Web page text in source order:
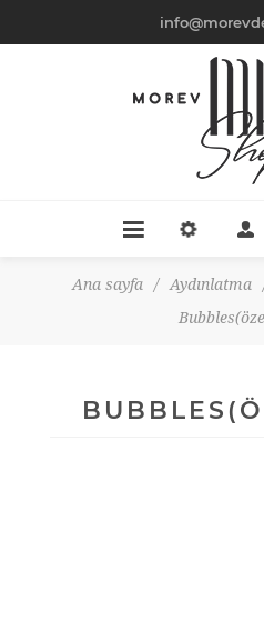
Ana sayfa / Aydınlatma